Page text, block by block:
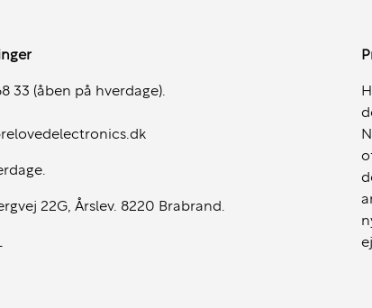
33 (åben på hverdage).
22G, Årslev. 8220 Brabrand.